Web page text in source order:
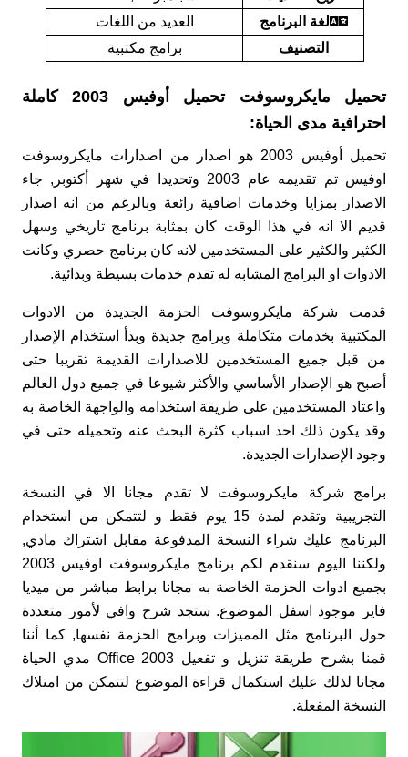
لغة البرنامج
العديد من اللغات
التصنيف
برامج مكتبية
تحميل مايكروسوفت تحميل أوفيس 2003 كاملة
احترافية مدى الحياة:
تحميل أوفيس 2003 هو اصدار من اصدارات مايكروسوفت
اوفيس تم تقديمه عام 2003 وتحديدا في شهر أكتوبر, جاء
الاصدار بمزايا وخدمات اضافية رائعة وبالرغم من انه اصدار
قديم الا انه في هذا الوقت كان بمثابة برنامج تاريخي وسهل
الكثير والكثير على المستخدمين لانه كان برنامج حصري وكانت
الادوات او البرامج المشابه له تقدم خدمات بسيطة وبدائية.
قدمت شركة مايكروسوفت الحزمة الجديدة من الادوات
المكتبية بخدمات متكاملة وبرامج جديدة وبدأ استخدام الإصدار
من قبل جميع المستخدمين للاصدارات القديمة تقريبا حتى
أصبح هو الإصدار الأساسي والأكثر شيوعا في جميع دول العالم
واعتاد المستخدمين على طريقة استخدامه والواجهة الخاصة به
وقد يكون ذلك احد اسباب كثرة البحث عنه وتحميله حتى في
وجود الإصدارات الجديدة.
برامج شركة مايكروسوفت لا تقدم مجانا الا في النسخة
التجريبية وتقدم لمدة 15 يوم فقط و لتتمكن من استخدام
البرنامج عليك شراء النسخة المدفوعة مقابل اشتراك مادي,
ولكننا اليوم سنقدم لكم برنامج مايكروسوفت اوفيس 2003
بجميع ادوات الحزمة الخاصة به مجانا برابط مباشر من ميديا
فاير موجود اسفل الموضوع. ستجد شرح وافي لأمور متعددة
حول البرنامج مثل المميزات وبرامج الحزمة نفسها, كما أننا
قمنا بشرح طريقة تنزيل و تفعيل Office 2003 مدي الحياة
مجانا لذلك عليك استكمال قراءة الموضوع لتتمكن من امتلاك
النسخة المفعلة.